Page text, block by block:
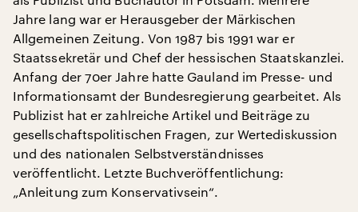
Jahre lang war er Herausgeber der Märkischen
Allgemeinen Zeitung. Von 1987 bis 1991 war er
Staatssekretär und Chef der hessischen Staatskanzlei.
Anfang der 70er Jahre hatte Gauland im Presse- und
Informationsamt der Bundesregierung gearbeitet. Als
Publizist hat er zahlreiche Artikel und Beiträge zu
gesellschaftspolitischen Fragen, zur Wertediskussion
und des nationalen Selbstverständnisses
veröffentlicht. Letzte Buchveröffentlichung:
„Anleitung zum Konservativsein“.